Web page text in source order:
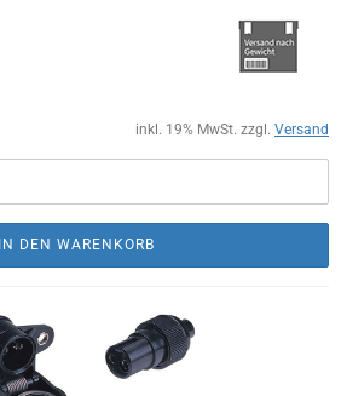
inkl. 19% MwSt. zzgl. Versand
IN DEN WARENKORB